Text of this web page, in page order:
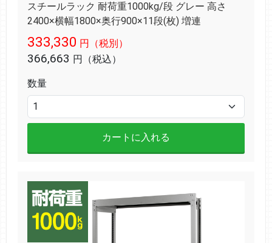
スチールラック 耐荷重1000kg/段 グレー 高さ
2400×横幅1800×奥行900×11段(枚) 増連
333,330 円（税別）
366,663 円（税込）
数量
カートに入れる